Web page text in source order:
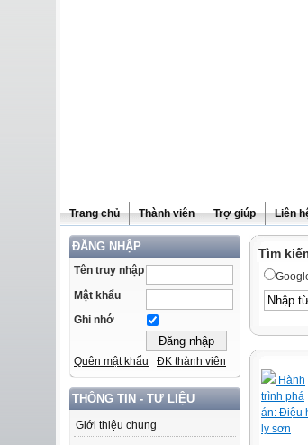
Trang chủ Thành viên Trợ giúp Liên
ĐĂNG NHẬP
Tên truy nhập
Mật khẩu
Ghi nhớ
Quên mật khẩu ĐK thành viên
THÔNG TIN - TƯ LIỆU
Giới thiệu chung
Tìm
Hành
trình phá
án: Điệu
ly sơn